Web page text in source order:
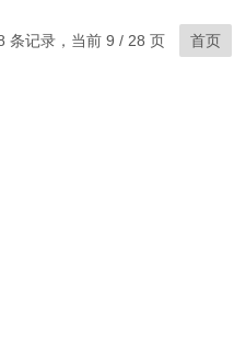
条记录，当前 9 / 28 页 首页